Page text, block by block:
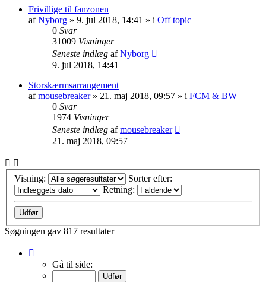
Frivillige til fanzonen
afNyborg » 9. jul 2018, 14:41 » i Off topic
0 Svar
31009 Visninger
Seneste indlæg afNyborg
9. jul 2018, 14:41
Storskærmsarrangement
afmousebreaker» 21. maj 2018, 09:57 » i FCM & BW
0 Svar
1974 Visninger
Seneste indlæg afmousebreaker
21. maj 2018, 09:57
Visning:
Sorter efter:
Retning:
Søgningen gav 817 resultater
Gå til side: